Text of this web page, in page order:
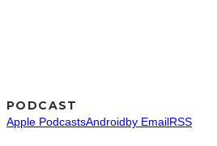
PODCAST
Apple PodcastsAndroidby EmailRSS